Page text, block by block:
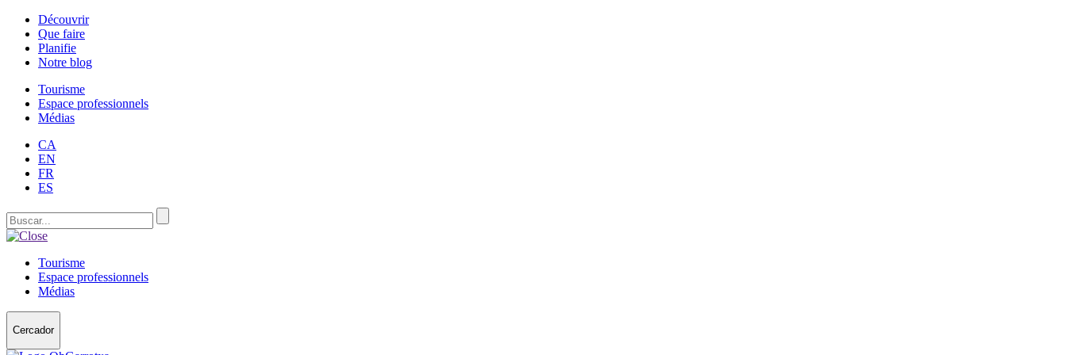
Découvrir
Que faire
Planifie
Notre blog
Tourisme
Espace professionnels
Médias
CA
EN
FR
ES
Tourisme
Espace professionnels
Médias
Cercador